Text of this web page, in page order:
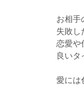
お相手
失敗し
恋愛や
良いタ
愛には